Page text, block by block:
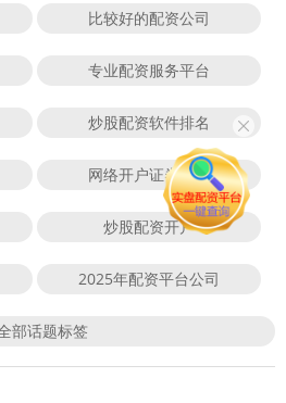
比较好的配资公司
专业配资服务平台
炒股配资软件排名
网络开户证券账号
炒股配资开户
2025年配资平台公司
部话题标签